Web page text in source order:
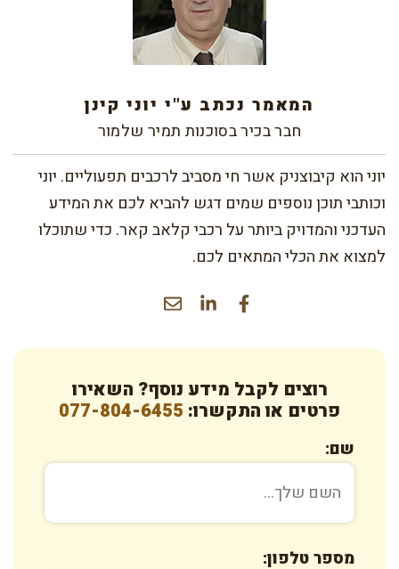
המאמר נכתב ע"י יוני קינן
חבר בכיר בסוכנות תמיר שלמור
יוני הוא קיבוצניק אשר חי מסביב לרכבים תפעוליים. יוני
וכותבי תוכן נוספים שמים דגש להביא לכם את המידע
העדכני והמדויק ביותר על רכבי קלאב קאר. כדי שתוכלו
למצוא את הכלי המתאים לכם.
רוצים לקבל מידע נוסף? השאירו
פרטים או התקשרו: 077-804-6455
שם:
מספר טלפון: